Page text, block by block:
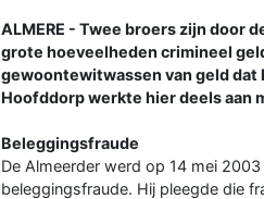
ALMERE - Twee broers zijn door
grote hoeveelheden crimineel
gewoontewitwassen van geld
Hoofddorp werkte hier deels aan
Beleggingsfraude
De Almeerder werd op 14 mei
beleggingsfraude. Hij pleegde die